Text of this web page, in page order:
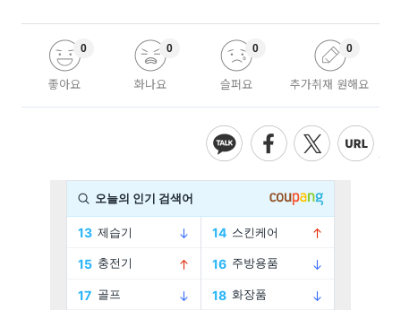
좋아요
0
화나요
0
슬퍼요
0
추가취재 원해요
0